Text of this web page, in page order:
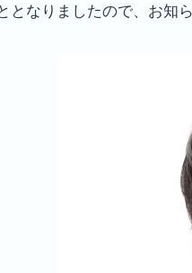
なりましたので、お知